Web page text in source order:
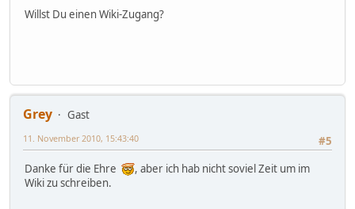
Willst Du einen Wiki-Zugang?
Grey
Gast
#5
11. November 2010, 15:43:40
Danke für die Ehre
, aber ich hab nicht soviel Zeit um im
Wiki zu schreiben.